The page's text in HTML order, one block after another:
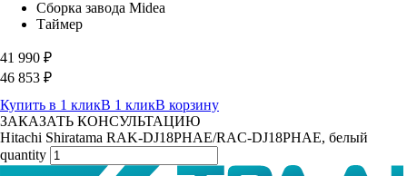
Сборка завода Midea
Таймер
41 990 ₽
46 853 ₽
Купить в 1 кликВ 1 кликВ корзину
ЗАКАЗАТЬ КОНСУЛЬТАЦИЮ
Hitachi Shiratama RAK-DJ18PHAE/RAC-DJ18PHAE, белый
quantity